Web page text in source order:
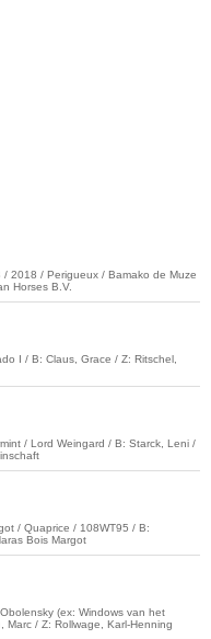
/ 2018 / Perigueux / Bamako de Muze
Horses B.V.
I / B: Claus, Grace / Z: Ritschel,
/ Lord Weingard / B: Starck, Leni /
/ Quaprice / 108WT95 / B:
Bois Margot
(ex: Windows van het
/ Z: Rollwage, Karl-Henning